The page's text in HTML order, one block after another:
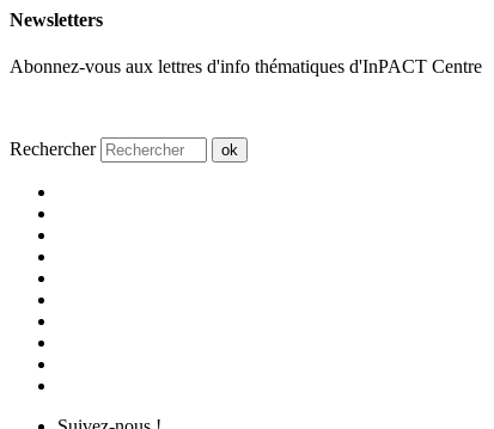
Newsletters
Abonnez-vous aux lettres d'info thématiques d'InPACT Centre
Rechercher ok